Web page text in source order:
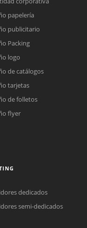
papelería
publicitario
Packing
logo
de catálogos
tarjetas
de folletos
flyer
dedicados
semi-dedicados